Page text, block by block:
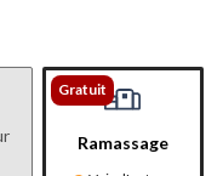
Gratuit
Ramassage